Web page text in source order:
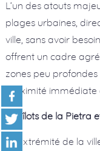
L’un des atouts
plages urbaines,
ville, sans avoir
offrent un cadre
zones peu
proximité
Les îlots de la Pietra
À l’extrémité de la